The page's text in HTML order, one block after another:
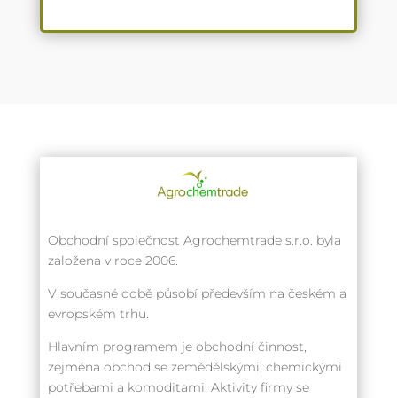
Obchodní společnost Agrochemtrade s.r.o. byla
založena v roce 2006.
V současné době působí především na českém a
evropském trhu.
Hlavním programem je obchodní činnost,
zejména obchod se zemědělskými, chemickými
potřebami a komoditami. Aktivity firmy se